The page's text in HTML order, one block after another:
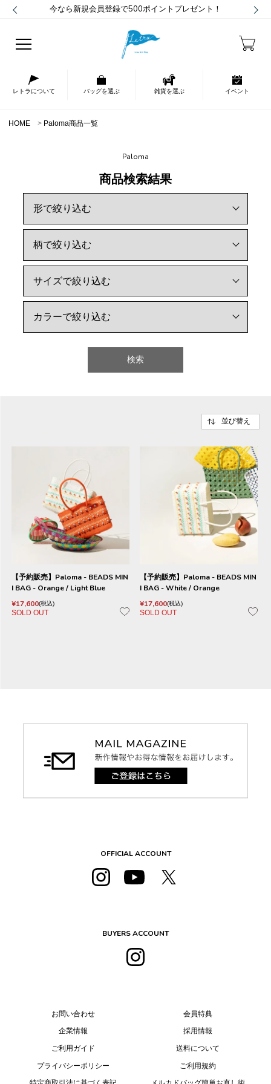
今なら新規会員登録で500ポイントプレゼント！
レトラについて バッグを選ぶ 雑貨を選ぶ イベント
HOME Paloma商品一覧
Paloma
商品検索結果
検索
並び替え
【予約販売】Paloma - BEADS MIN
I BAG - Orange / Light Blue
¥17,600 税込
SOLD OUT
【予約販売】Paloma - BEADS MIN
I BAG - White / Orange
¥17,600 税込
SOLD OUT
OFFICIAL ACCOUNT
BUYERS ACCOUNT
お問い合わせ
企業情報
ご利用ガイド
プライバシーポリシー
会員特典
採用情報
送料について
ご利用規約